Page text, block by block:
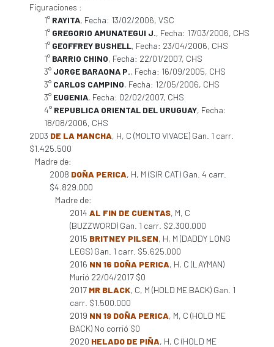
Figuraciones :
1° RAYITA, Fecha: 13/02/2006, VSC
1° GREGORIO AMUNATEGUI J., Fecha: 17/03/2006, CHS
1° GEOFFREY BUSHELL, Fecha: 23/04/2006, CHS
1° BARRIO CHINO, Fecha: 22/01/2007, CHS
3° JORGE BARAONA P., Fecha: 16/09/2005, CHS
3° CARLOS CAMPINO, Fecha: 12/05/2006, CHS
3° EUGENIA, Fecha: 02/02/2007, CHS
4° REPUBLICA ORIENTAL DEL URUGUAY, Fecha:
18/08/2006, CHS
2003 DE LA MANCHA, H, C (MOLTO VIVACE) Gan. 1 carr.
$1.425.500
Madre de:
2008 DOÑA PERICA, H, M (SIR CAT) Gan. 4 carr.
$4.829.000
Madre de:
2014 AL FIN DE CUENTAS, M, C
(BUZZWORD) Gan. 1 carr. $2.300.000
2015 BRITNEY PILSEN, H, M (DADDY LONG
LEGS) Gan. 1 carr. $5.625.000
2016 NN 16 DOÑA PERICA, H, C (LAYMAN)
Murió 22/04/2017 $0
2017 MR BLACK, C, M (HOLD ME BACK) Gan. 1
carr. $1.500.000
2019 NN 19 DOÑA PERICA, M, C (HOLD ME
BACK) No corrió $0
2020 HELADO DE PIÑA, H, C (HOLD ME